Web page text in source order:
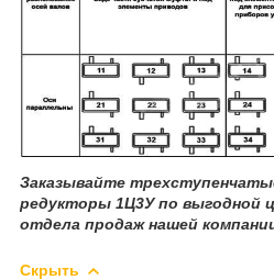
Заказывайте
редукторы 1Ц3У по выгодной
отдела продаж нашей
Скрыть